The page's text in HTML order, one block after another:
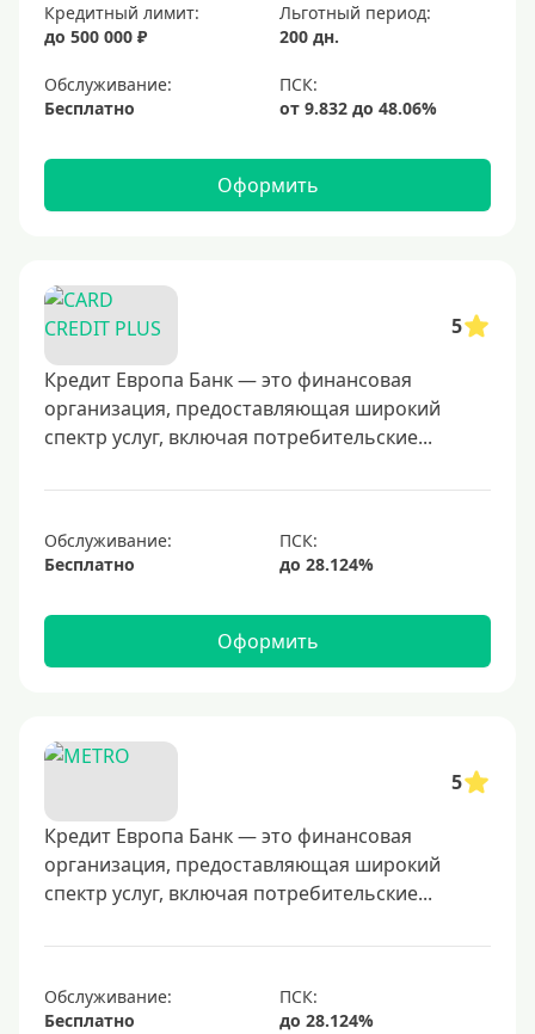
Кредитный лимит:
до 500 000 ₽
Льготный период:
200 дн.
Обслуживание:
Бесплатно
Оформить
5
Кредит Европа Банк — это финансовая
организация, предоставляющая широкий
спектр услуг, включая потребительские...
Обслуживание:
Бесплатно
Оформить
5
Кредит Европа Банк — это финансовая
организация, предоставляющая широкий
спектр услуг, включая потребительские...
Обслуживание:
Бесплатно